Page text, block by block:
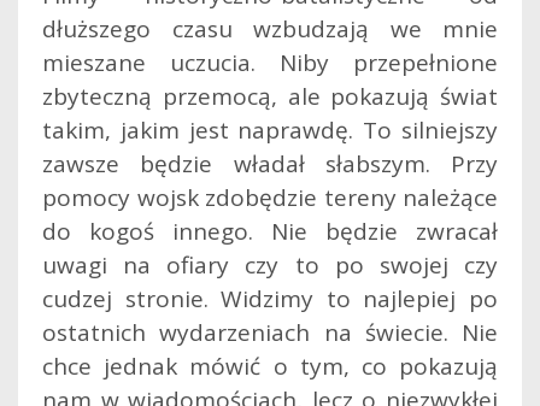
dłuższego czasu wzbudzają we mnie
mieszane uczucia. Niby przepełnione
zbyteczną przemocą, ale pokazują świat
takim, jakim jest naprawdę. To silniejszy
zawsze będzie władał słabszym. Przy
pomocy wojsk zdobędzie tereny należące
do kogoś innego. Nie będzie zwracał
uwagi na ofiary czy to po swojej czy
cudzej stronie. Widzimy to najlepiej po
ostatnich wydarzeniach na świecie. Nie
chce jednak mówić o tym, co pokazują
nam w wiadomościach, lecz o niezwykłej